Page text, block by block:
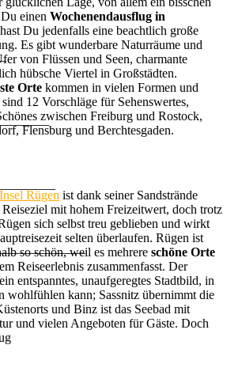
einen Wochenendausflug in
Du jedenfalls eine beachtlich große
Es gibt wunderbare Naturräume und
von Flüssen und Seen, charmante
hübsche Viertel in Großstädten.
Orte kommen in vielen Formen und
12 Vorschläge für Sehenswertes,
zwischen Freiburg und Rostock,
Flensburg und Berchtesgaden.
Rügen ist dank seiner Sandstrände
mit hohem Freizeitwert, doch trotz
sich selbst treu geblieben und wirkt
selten überlaufen. Rügen ist
so schön, weil es mehrere schöne Orte
Reiseerlebnis zusammenfasst. Der
entspanntes, unaufgeregtes Stadtbild, in
wohlfühlen kann; Sassnitz übernimmt die
und Binz ist das Seebad mit
und vielen Angeboten für Gäste. Doch